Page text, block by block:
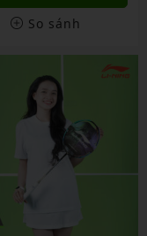
So sánh